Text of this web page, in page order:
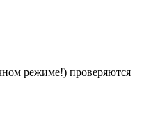
режиме!) проверяются